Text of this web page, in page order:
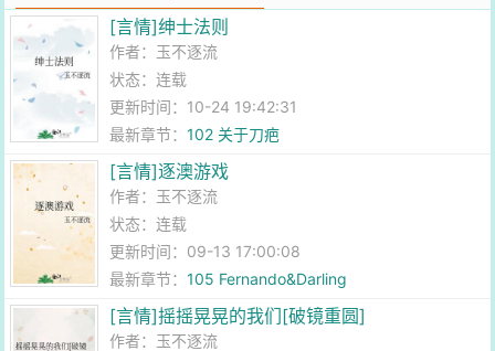
[言情]绅士法则
作者： 玉不逐流
状态：连载
更新时间：10-24 19:42:31
最新章节：102 关于刀疤
[言情]逐澳游戏
作者： 玉不逐流
状态：连载
更新时间：09-13 17:00:08
最新章节：105 Fernando&Darling
[言情]摇摇晃晃的我们[破镜重圆]
作者： 玉不逐流